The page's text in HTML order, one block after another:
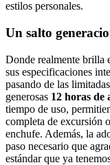
estilos personales.
Un salto
Donde realmente brilla
sus especificaciones
pasando de las
generosas 12 horas de
tiempo de uso,
completa de excursión
enchufe. Además, la
paso necesario que
estándar que ya